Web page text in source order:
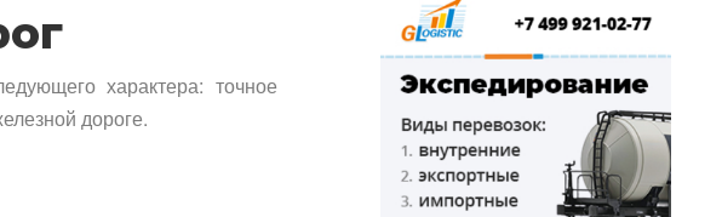
характера: точное
дороге.